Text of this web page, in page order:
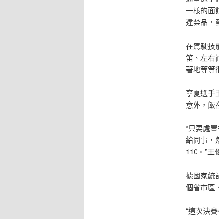
一樣的面
違禁品，
在駕駛技
笛、左右
著地等等
寧夏選手
意外，飯
“只要處
給同事，
110。”王
據國家統
個省市區
“這次決